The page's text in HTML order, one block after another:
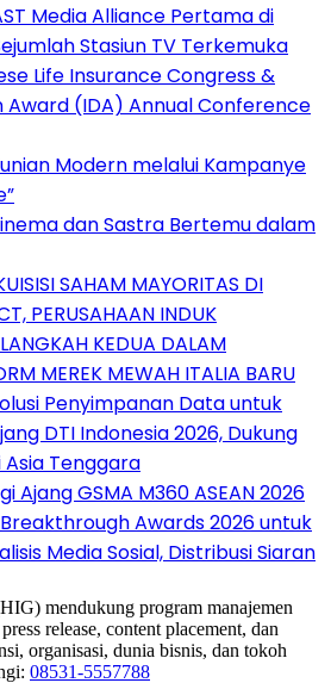
Media Alliance Pertama di
Stasiun TV Terkemuka
Life Insurance Congress &
(IDA) Annual Conference
Modern melalui Kampanye
dan Sastra Bertemu dalam
SAHAM MAYORITAS DI
PERUSAHAAN INDUK
KEDUA DALAM
MEREK MEWAH ITALIA BARU
Penyimpanan Data untuk
DTI Indonesia 2026, Dukung
Tenggara
Ajang GSMA M360 ASEAN 2026
Awards 2026 untuk
Media Sosial, Distribusi Siaran
mendukung program manajemen
release, content placement, dan
organisasi, dunia bisnis, dan tokoh
08531-5557788